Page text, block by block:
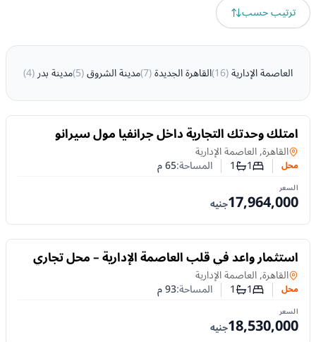
ترتيب حسب
العاصمة الإدارية(
16
)القاهرة الجديدة(
7
)مدينة الشروق(
5
)مدينة بدر(
4
)
للبيع
امتلك وحدتك التجارية داخل جرانفيا مول سيرانو
بالعاصمة الإدارية الجديدة
محلفي
القاهرة, العاصمة الإدارية
محل عدد غرف النوم
1عدد الحمامات
1 المساحة:65م
السعر
17,964,000جنيه
للبيع
استثمار واعد في قلب العاصمة الإدارية – محل تجاري
93 م² للبيع في جرانفيا مولمحلفي
القاهرة, العاصمة الإدارية
محل عدد غرف النوم
1عدد الحمامات
1 المساحة:93م
السعر
18,530,000جنيه